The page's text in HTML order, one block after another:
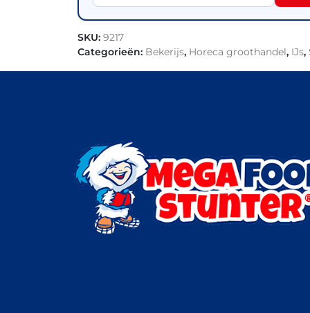
SKU: 9217
Categorieën: Bekerijs, Horeca groothandel, IJs,